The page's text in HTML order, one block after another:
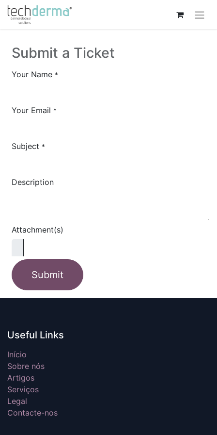
Submit a Ticket
Your Name *
Your Email *
Subject *
Description
Attachment(s)
Submit
Useful Links
Início
Sobre nós
Artigos
Serviços
Legal
Contacte-nos